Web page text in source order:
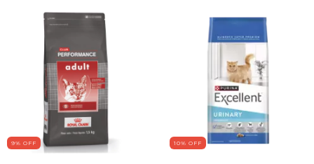
9% OFF 10% OFF